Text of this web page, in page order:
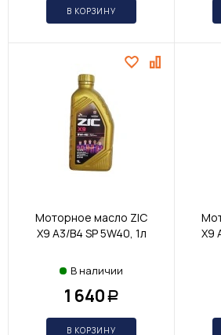
В КОРЗИНУ
Моторное масло ZIC
X9 A3/B4 SP 5W40, 1л
В наличии
1 640 Р
В КОРЗИНУ
X9